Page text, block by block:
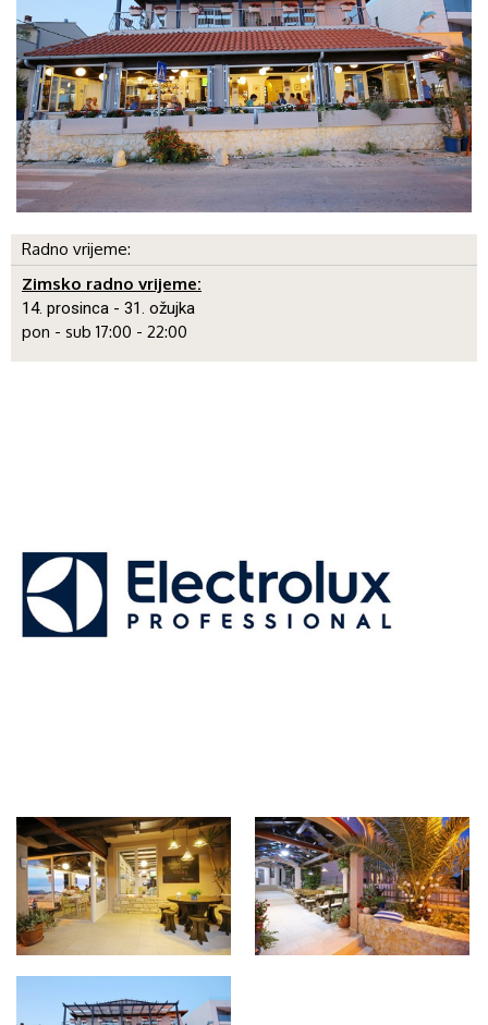
Radno vrijeme:
Zimsko radno vrijeme:
14. prosinca - 31. ožujka
pon - sub 17:00 - 22:00